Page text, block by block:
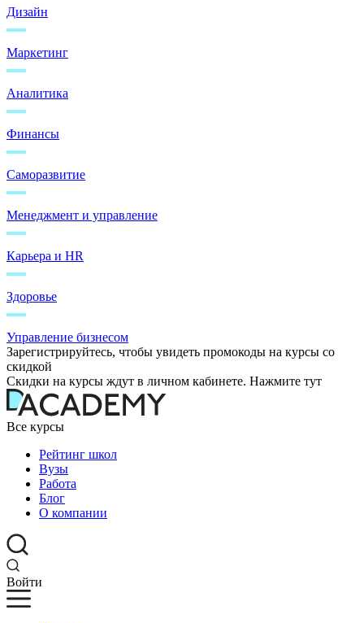
Дизайн
Маркетинг
Аналитика
Финансы
Саморазвитие
Менеджмент и управление
Карьера и HR
Здоровье
Управление бизнесом
Зарегистрируйтесь, чтобы увидеть промокоды на курсы со
скидкой
Скидки на курсы ждут в личном кабинете. Нажмите тут
Все курсы
Рейтинг школ
Вузы
Работа
Блог
О компании
Войти